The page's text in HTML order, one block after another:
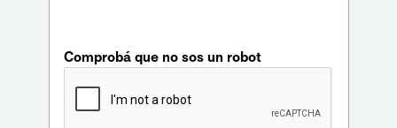
Comprobá que no sos un robot